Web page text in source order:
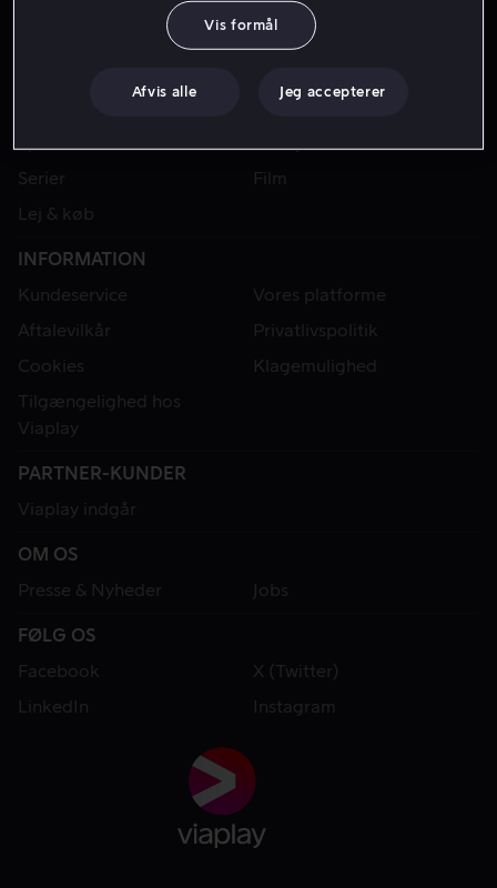
Sport
Kategorier
Serier
Film
Lej & køb
INFORMATION
Kundeservice
Vores platforme
Aftalevilkår
Privatlivspolitik
Cookies
Klagemulighed
Tilgængelighed hos
Viaplay
PARTNER-KUNDER
Viaplay indgår
OM OS
Presse & Nyheder
Jobs
FØLG OS
Facebook
X (Twitter)
LinkedIn
Instagram
Vis formål
Afvis alle Jeg accepterer